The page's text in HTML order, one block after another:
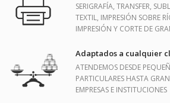
SERIGRAFÍA, TRANSFER,
TEXTIL, IMPRESIÓN SOBRE
IMPRESIÓN Y CORTE DE
Adaptados a cualquier
ATENDEMOS DESDE
PARTICULARES HASTA
EMPRESAS E INSTITUCIONES